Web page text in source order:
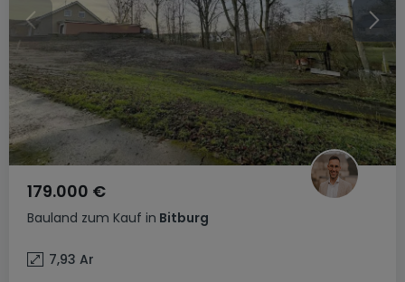
Bauland zum Kauf in Bitburg
179.000 €
7,93 Ar